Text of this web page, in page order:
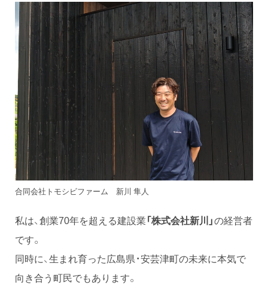
合同会社トモシビファーム 新川 隼人
私は、創業70年を超える建設業「株式会社新川」の経営者
です。
同時に、生まれ育った広島県・安芸津町の未来に本気で
向き合う町民でもあります。